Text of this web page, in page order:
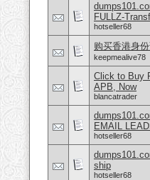
FULLZ-
hotseller68
购买香港身
keepmealive78
Click to Buy
APB, Now
blancatrader
EMAIL
hotseller68
ship
hotseller68